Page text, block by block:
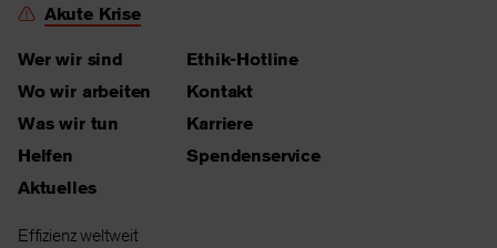
Akute Krise
Wer wir sind
Wo wir arbeiten
Was wir tun
Helfen
Aktuelles
Ethik-Hotline
Kontakt
Karriere
Spendenservice
Effizienz weltweit